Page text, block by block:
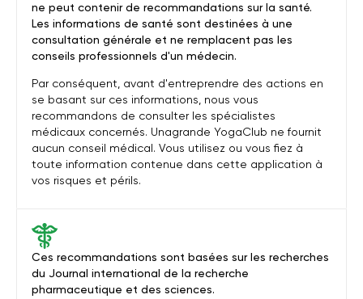
Ces recommandations sont basées sur les recherches
du Journal international de la recherche
pharmaceutique et des sciences.
ne peut contenir de recommandations sur la santé.
Les informations de santé sont destinées à une
consultation générale et ne remplacent pas les
conseils professionnels d'un médecin.
Par conséquent, avant d'entreprendre des actions en
se basant sur ces informations, nous vous
recommandons de consulter les spécialistes
médicaux concernés. Unagrande YogaClub ne fournit
aucun conseil médical. Vous utilisez ou vous fiez à
toute information contenue dans cette application à
vos risques et périls.